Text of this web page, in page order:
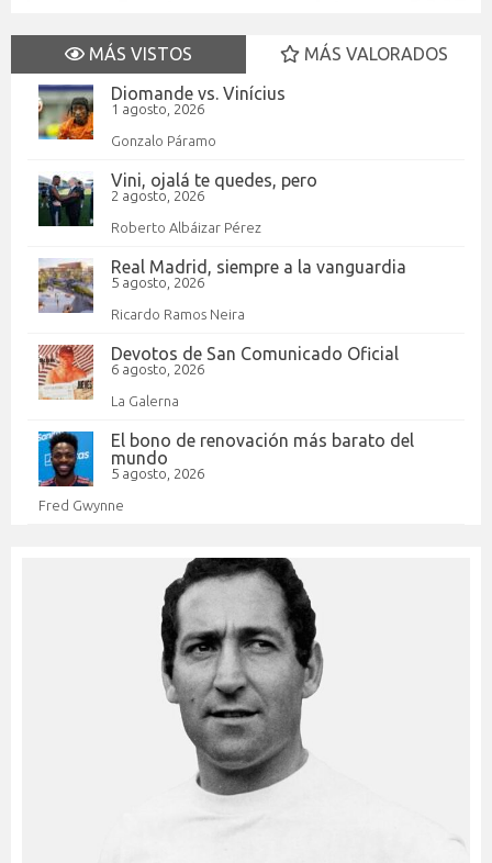
MÁS VISTOS
MÁS VALORADOS
Diomande vs. Vinícius
1 agosto, 2026
Gonzalo Páramo
Vini, ojalá te quedes, pero
2 agosto, 2026
Roberto Albáizar Pérez
Real Madrid, siempre a la vanguardia
5 agosto, 2026
Ricardo Ramos Neira
Devotos de San Comunicado Oficial
6 agosto, 2026
La Galerna
El bono de renovación más barato del
mundo
5 agosto, 2026
Fred Gwynne